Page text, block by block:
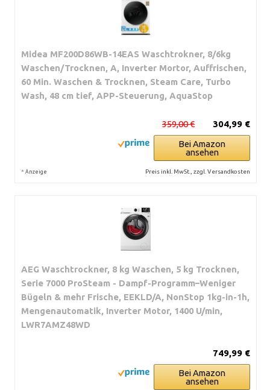
Midea MF200D86WB-14EAS Waschtrokner, 8/6kg
Waschen/Trocknen, A, Inverter Mortor, Auffrischen,
60 Min. Waschen & Trocknen, Steam Care, Turbo
Wash, 48 cm tief, APP-Steuerung, AquaStop
304,99 €
359,00 €
Bei Amazon
ansehen
* Anzeige Preis inkl. MwSt., zzgl. Versandkosten
AEG Waschtrockner, 8 kg Waschen, 5 kg Trocknen,
Serie 7000 ProSteam - Dampf-Programm–Weniger
Bügeln & mehr Frische, EEKLD/A, NonStop 1kg-in-1h,
Mengenautomatik, Inverter Motor, 1400 U/min,
LWR7AMZ48WD
749,99 €
Bei Amazon
ansehen